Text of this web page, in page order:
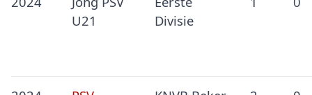
U21
Divisie